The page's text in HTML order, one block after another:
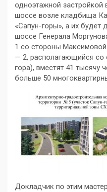
одноэтажной застройкой
шоссе возле кладбища
«Сапун-горы», а их
шоссе Генерала
1 со стороны
— 2, располагающийся
гора), вместят 41 тысячу
больше 50
Докладчик по этим